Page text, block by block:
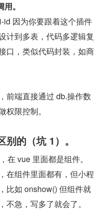
。
因为你要跟着这个插件
计到多表，代码多逻辑复
口，类似代码封装，如商
前端直接通过 db.操作数
限控制。
的（坑 1）。
在 vue 里面都是组件。
在组件里面都有，但小程
比如 onshow() 但组件就
急，写多了就会了。